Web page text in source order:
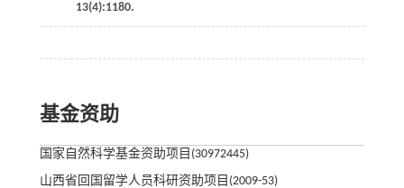
13(4):1180.
基金资助
国家自然科学基金资助项目(30972445)
山西省回国留学人员科研资助项目(2009-53)